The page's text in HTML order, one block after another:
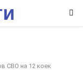
СВО на 12 коек